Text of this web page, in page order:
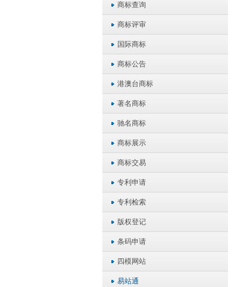
商标查询
商标评审
国际商标
商标公告
港澳台商标
著名商标
驰名商标
商标展示
商标交易
专利申请
专利检索
版权登记
条码申请
四模网站
易站通